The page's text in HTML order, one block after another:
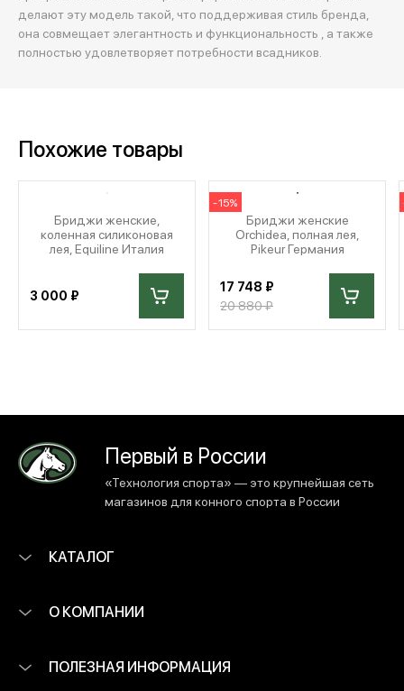
делают эту модель такой, что поддерживая стиль бренда,
она совмещает элегантность и функциональность , а также
полностью удовлетворяет потребности всадников.
Похожие товары
Бриджи женские,
коленная силиконовая
лея, Equiline Италия
3 000 ₽
-15%
Бриджи женские
Orchidea, полная лея,
Pikeur Германия
17 748 ₽
20 880 ₽
Первый в России
«Технология спорта» — это крупнейшая сеть
магазинов для конного спорта в России
КАТАЛОГ
О КОМПАНИИ
ПОЛЕЗНАЯ ИНФОРМАЦИЯ